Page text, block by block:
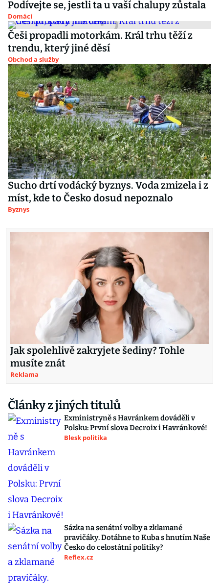
Podívejte se, jestli ta u vaší chalupy zůstala
Domácí
Češi propadli motorkám. Král trhu těží z
trendu, který jiné děsí
Obchod a služby
Sucho drtí vodácký byznys. Voda zmizela i z
míst, kde to Česko dosud nepoznalo
Byznys
Jak spolehlivě zakryjete šediny? Tohle
musíte znát
Reklama
Články z jiných titulů
Exministryně s Havránkem dováděli v
Polsku: První slova Decroix i Havránkové!
Blesk politika
Sázka na senátní volby a zklamané
pravičáky. Dotáhne to Kuba s hnutím Naše
Česko do celostátní politiky?
Reflex.cz